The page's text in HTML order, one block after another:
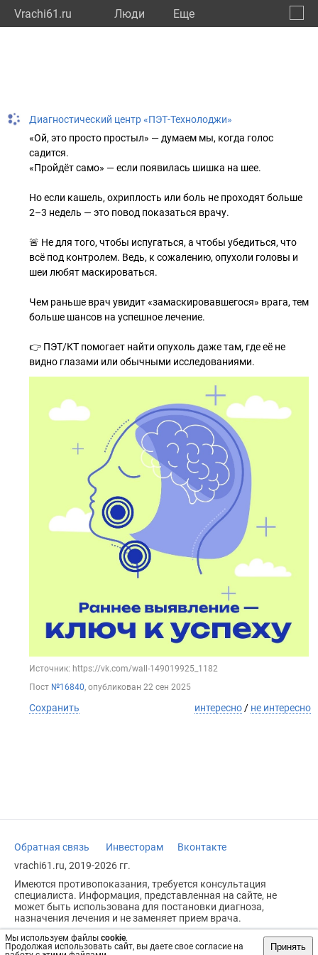
Vrachi61.ru Люди Eще
Мы используем файлы cookie.
Продолжая использовать сайт, вы даете свое согласие на
Принять
Диагностический центр «ПЭТ-Технолоджи»
«Ой, это просто простыл» — думаем мы, когда голос
садится.
«Пройдёт само» — если появилась шишка на шее.
Но если кашель, охриплость или боль не проходят больше
2–3 недель — это повод показаться врачу.
🚨 Не для того, чтобы испугаться, а чтобы убедиться, что
всё под контролем. Ведь, к сожалению, опухоли головы и
шеи любят маскироваться.
Чем раньше врач увидит «замаскировавшегося» врага, тем
больше шансов на успешное лечение.
👉 ПЭТ/КТ помогает найти опухоль даже там, где её не
видно глазами или обычными исследованиями.
Источник: https://vk.com/wall-149019925_1182
Пост №16840, опубликован 22 сен 2025
Сохранить интересно / не интересно
Обратная связь Инвесторам
Вконтакте
vrachi61.ru, 2019-2026 гг.
Имеются противопоказания, требуется консультация
специалиста. Информация, представленная на сайте, не
может быть использована для постановки диагноза,
назначения лечения и не заменяет прием врача.
Возрастное ограничение: 18+